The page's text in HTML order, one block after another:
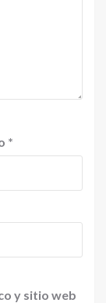
*
y sitio web